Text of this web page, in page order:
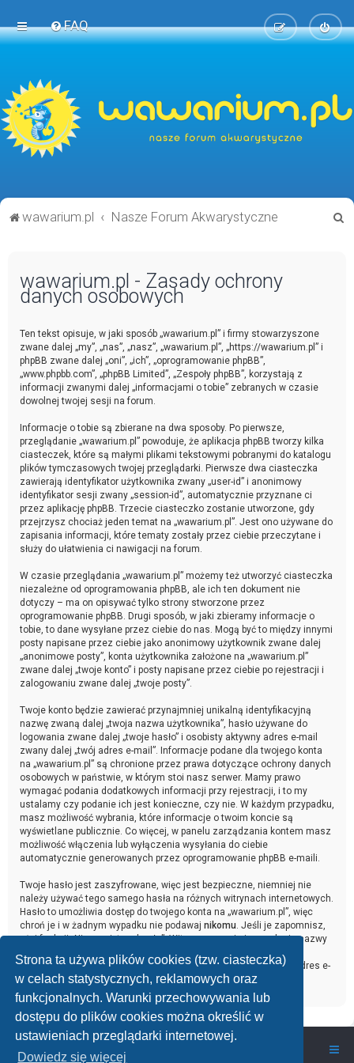
Strona ta używa plików cookies (tzw. ciasteczka)
w celach statystycznych, reklamowych oraz
funkcjonalnych. Warunki przechowywania lub
dostępu do plików cookies można określić w
ustawieniach przeglądarki internetowej.
Dowiedz się więcej
FAQ
wawarium.pl Nasze Forum Akwarystyczne
wawarium.pl - Zasady ochrony
danych osobowych
Ten tekst opisuje, w jaki sposób „wawarium.pl” i firmy stowarzyszone
zwane dalej „my”, „nas”, „nasz”, „wawarium.pl”, „https://wawarium.pl” i
phpBB zwane dalej „oni”, „ich”, „oprogramowanie phpBB”,
„www.phpbb.com”, „phpBB Limited”, „Zespoły phpBB”, korzystają z
informacji zwanymi dalej „informacjami o tobie” zebranych w czasie
dowolnej twojej sesji na forum.
Informacje o tobie są zbierane na dwa sposoby. Po pierwsze,
przeglądanie „wawarium.pl” powoduje, że aplikacja phpBB tworzy kilka
ciasteczek, które są małymi plikami tekstowymi pobranymi do katalogu
plików tymczasowych twojej przeglądarki. Pierwsze dwa ciasteczka
zawierają identyfikator użytkownika zwany „user-id” i anonimowy
identyfikator sesji zwany „session-id”, automatycznie przyznane ci
przez aplikację phpBB. Trzecie ciasteczko zostanie utworzone, gdy
przejrzysz chociaż jeden temat na „wawarium.pl”. Jest ono używane do
zapisania informacji, które tematy zostały przez ciebie przeczytane i
służy do ułatwienia ci nawigacji na forum.
W czasie przeglądania „wawarium.pl” możemy też utworzyć ciasteczka
niezależne od oprogramowania phpBB, ale ich ten dokument nie
dotyczy – ma on opisywać tylko strony stworzone przez
oprogramowanie phpBB. Drugi sposób, w jaki zbieramy informacje o
tobie, to dane wysyłane przez ciebie do nas. Mogą być to między innymi
posty napisane przez ciebie jako anonimowy użytkownik zwane dalej
„anonimowe posty”, konta użytkownika założone na „wawarium.pl”
zwane dalej „twoje konto” i posty napisane przez ciebie po rejestracji i
zalogowaniu zwane dalej „twoje posty”.
Twoje konto będzie zawierać przynajmniej unikalną identyfikacyjną
nazwę zwaną dalej „twoja nazwa użytkownika”, hasło używane do
logowania zwane dalej „twoje hasło” i osobisty aktywny adres e-mail
zwany dalej „twój adres e-mail”. Informacje podane dla twojego konta
na „wawarium.pl” są chronione przez prawa dotyczące ochrony danych
osobowych w państwie, w którym stoi nasz serwer. Mamy prawo
wymagać podania dodatkowych informacji przy rejestracji, i to my
ustalamy czy podanie ich jest konieczne, czy nie. W każdym przypadku,
masz możliwość wybrania, które informacje o twoim koncie są
wyświetlane publicznie. Co więcej, w panelu zarządzania kontem masz
możliwość włączenia lub wyłączenia wysyłania do ciebie
automatycznie generowanych przez oprogramowanie phpBB e-maili.
Twoje hasło jest zaszyfrowane, więc jest bezpieczne, niemniej nie
należy używać tego samego hasła na różnych witrynach internetowych.
Hasło to umożliwia dostęp do twojego konta na „wawarium.pl”, więc
chroń je i w żadnym wypadku nie podawaj nikomu . Jeśli je zapomnisz,
użyj funkcji „Nie pamiętam hasła”. Witryna poprosi cię o podanie nazwy
użytkownika i adresu e-mail. Po podaniu tych danych zostanie
wygenerowane nowe hasło i przesłane na podany przez ciebie adres e-
mail. Umożliwi ono odzyskanie dostępu do twojego konta.
wawarium.pl Nasze Forum Akwarystyczne